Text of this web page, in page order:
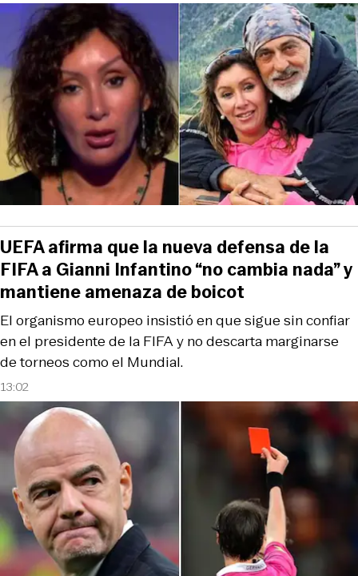
13:02
El organismo europeo insistió en que sigue sin confiar
en el presidente de la FIFA y no descarta marginarse
de torneos como el Mundial.
UEFA afirma que la nueva defensa de la
FIFA a Gianni Infantino “no cambia nada” y
mantiene amenaza de boicot